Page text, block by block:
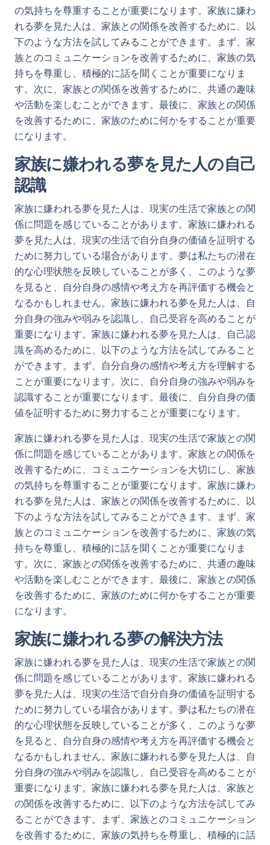
の気持ちを尊重することが重要になります。家族に嫌わ
れる夢を見た人は、家族との関係を改善するために、以
下のような方法を試してみることができます。まず、家
族とのコミュニケーションを改善するために、家族の気
持ちを尊重し、積極的に話を聞くことが重要になりま
す。次に、家族との関係を改善するために、共通の趣味
や活動を楽しむことができます。最後に、家族との関係
を改善するために、家族のために何かをすることが重要
になります。
家族に嫌われる夢を見た人の自己
認識
家族に嫌われる夢を見た人は、現実の生活で家族との関
係に問題を感じていることがあります。家族に嫌われる
夢を見た人は、現実の生活で自分自身の価値を証明する
ために努力している場合があります。夢は私たちの潜在
的な心理状態を反映していることが多く、このような夢
を見ると、自分自身の感情や考え方を再評価する機会と
なるかもしれません。家族に嫌われる夢を見た人は、自
分自身の強みや弱みを認識し、自己受容を高めることが
重要になります。家族に嫌われる夢を見た人は、自己認
識を高めるために、以下のような方法を試してみること
ができます。まず、自分自身の感情や考え方を理解する
ことが重要になります。次に、自分自身の強みや弱みを
認識することが重要になります。最後に、自分自身の価
値を証明するために努力することが重要になります。
家族に嫌われる夢を見た人は、現実の生活で家族との関
係に問題を感じていることがあります。家族との関係を
改善するために、コミュニケーションを大切にし、家族
の気持ちを尊重することが重要になります。家族に嫌わ
れる夢を見た人は、家族との関係を改善するために、以
下のような方法を試してみることができます。まず、家
族とのコミュニケーションを改善するために、家族の気
持ちを尊重し、積極的に話を聞くことが重要になりま
す。次に、家族との関係を改善するために、共通の趣味
や活動を楽しむことができます。最後に、家族との関係
を改善するために、家族のために何かをすることが重要
になります。
家族に嫌われる夢の解決方法
家族に嫌われる夢を見た人は、現実の生活で家族との関
係に問題を感じていることがあります。家族に嫌われる
夢を見た人は、現実の生活で自分自身の価値を証明する
ために努力している場合があります。夢は私たちの潜在
的な心理状態を反映していることが多く、このような夢
を見ると、自分自身の感情や考え方を再評価する機会と
なるかもしれません。家族に嫌われる夢を見た人は、自
分自身の強みや弱みを認識し、自己受容を高めることが
重要になります。家族に嫌われる夢を見た人は、家族と
の関係を改善するために、以下のような方法を試してみ
ることができます。まず、家族とのコミュニケーション
を改善するために、家族の気持ちを尊重し、積極的に話